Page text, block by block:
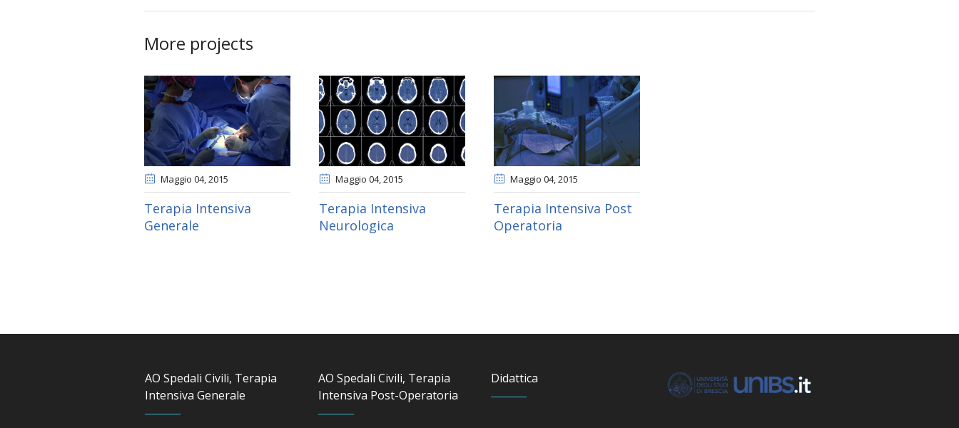
More projects
Maggio 04, 2015
Terapia Intensiva
Generale
Maggio 04, 2015
Terapia Intensiva
Neurologica
Maggio 04, 2015
Terapia Intensiva Post
Operatoria
AO Spedali Civili, Terapia
Intensiva Generale
AO Spedali Civili, Terapia
Intensiva Post-Operatoria
Didattica